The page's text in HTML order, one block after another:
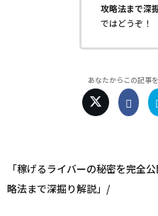
攻略法まで深
ではどうぞ！
あなたからこの記事
「稼げるライバーの秘密を完全
略法まで深掘り解説」/